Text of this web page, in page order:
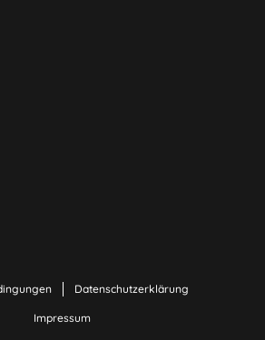
Datenschutzerklärung
Impressum